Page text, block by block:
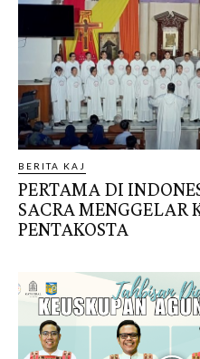
BERITA KAJ
PERTAMA DI
SACRA MENGGELAR
PENTAKOSTA